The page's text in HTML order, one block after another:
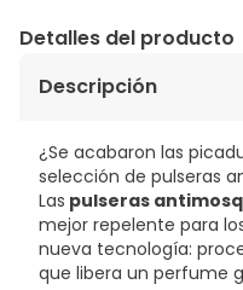
Detalles del producto
Descripción
¿Se acabaron las
selección de pulseras
Las pulseras
mejor repelente para
nueva tecnología:
que libera un perfume